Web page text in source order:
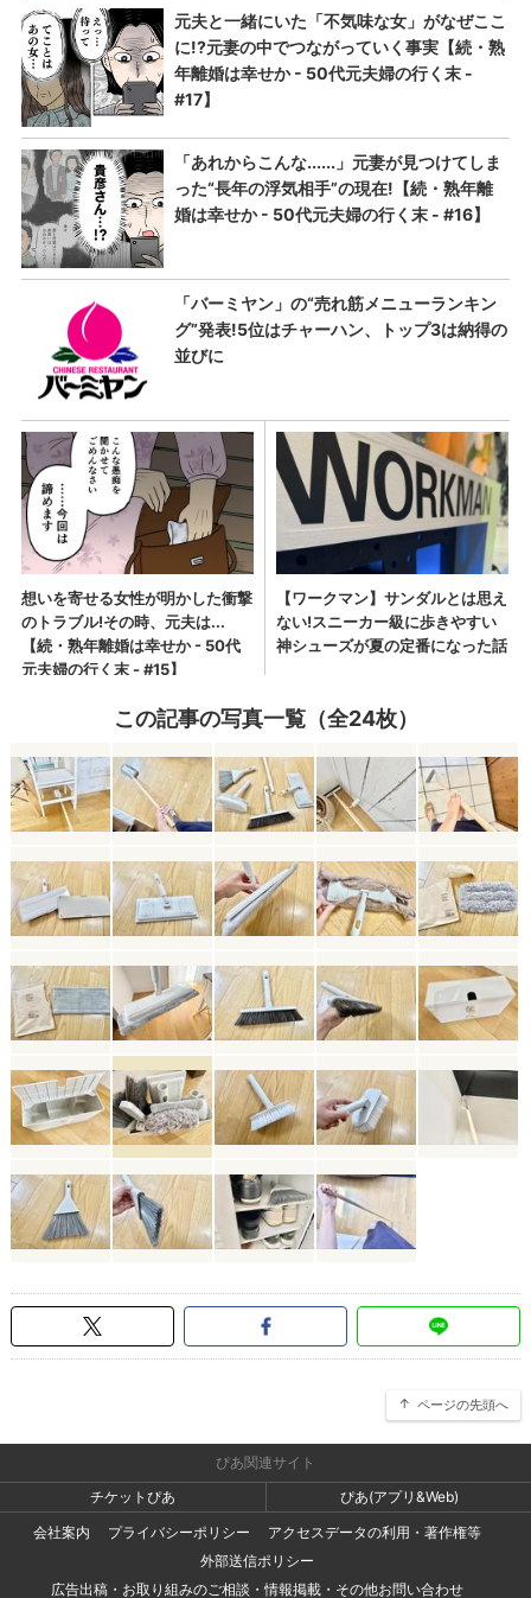
この記事の写真一覧（全24枚）
ページの先頭へ
ぴあ関連サイト
チケットぴあ
ぴあ(アプリ&Web)
会社案内
プライバシーポリシー
アクセスデータの利用・著作権等
外部送信ポリシー
広告出稿・お取り組みのご相談・情報掲載・その他お問い合わせ